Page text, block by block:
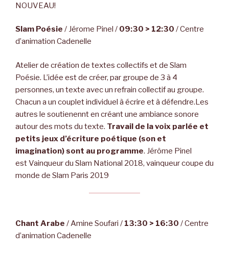
NOUVEAU!
Slam Poésie / Jérome Pinel / 09:30 > 12:30 / Centre
d’animation Cadenelle
Atelier de création de textes collectifs et de Slam
Poésie. L’idée est de créer, par groupe de 3 à 4
personnes, un texte avec un refrain collectif au groupe.
Chacun a un couplet individuel à écrire et à défendre.Les
autres le soutienennt en créant une ambiance sonore
autour des mots du texte. Travail de la voix parlée et
petits jeux d’écriture poétique (son et
imagination) sont au programme. Jérôme Pinel
est Vainqueur du Slam National 2018, vainqueur coupe du
monde de Slam Paris 2019
Chant Arabe / Amine Soufari / 13:30 > 16:30 / Centre
d’animation Cadenelle